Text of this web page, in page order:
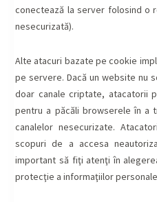
conectează la server folosind o
nesecurizată).
Alte atacuri bazate pe cookie
pe servere. Dacă un website nu
doar canale criptate, atacatorii
pentru a păcăli browserele în a
canalelor nesecurizate.
scopuri de a accesa
important să fiţi atenţi în
protecţie a informaţiilor